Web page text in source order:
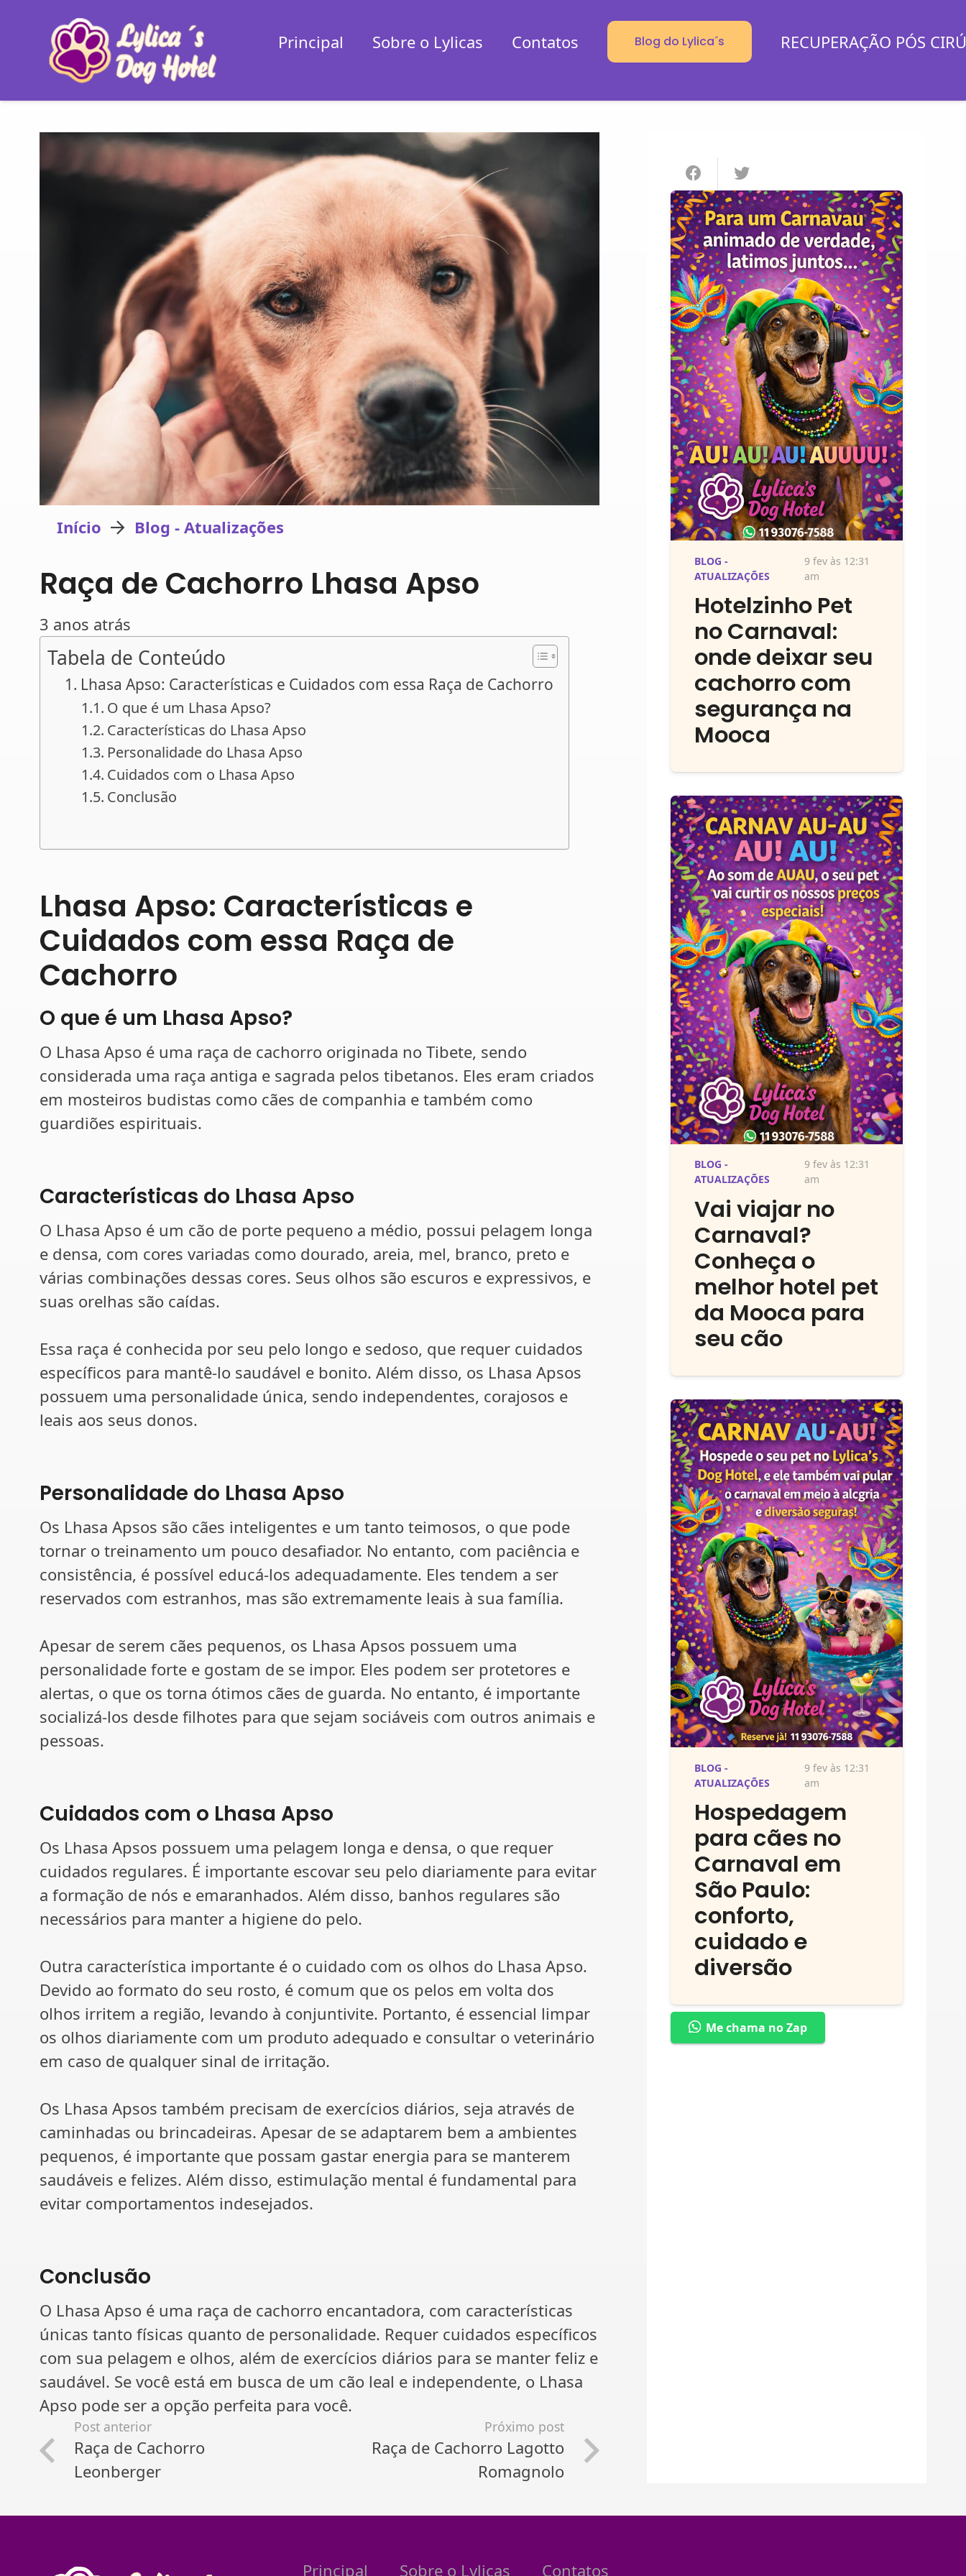
Principal Sobre o Lylicas Contatos Blog do Lylica´s RECUPERAÇÃO PÓS
Início Blog - Atualizações
Raça de Cachorro Lhasa Apso
3 anos atrás
Tabela de Conteúdo
Lhasa Apso: Características e Cuidados com essa Raça de Cachorro
O que é um Lhasa Apso?
Características do Lhasa Apso
Personalidade do Lhasa Apso
Cuidados com o Lhasa Apso
Conclusão
Lhasa Apso: Características e
Cuidados com essa Raça de
Cachorro
O que é um Lhasa Apso?
O Lhasa Apso é uma raça de cachorro originada no Tibete, sendo
considerada uma raça antiga e sagrada pelos tibetanos. Eles eram criados
em mosteiros budistas como cães de companhia e também como
guardiões espirituais.
Características do Lhasa Apso
O Lhasa Apso é um cão de porte pequeno a médio, possui pelagem longa
e densa, com cores variadas como dourado, areia, mel, branco, preto e
várias combinações dessas cores. Seus olhos são escuros e expressivos, e
suas orelhas são caídas.
Essa raça é conhecida por seu pelo longo e sedoso, que requer cuidados
específicos para mantê-lo saudável e bonito. Além disso, os Lhasa Apsos
possuem uma personalidade única, sendo independentes, corajosos e
leais aos seus donos.
Personalidade do Lhasa Apso
Os Lhasa Apsos são cães inteligentes e um tanto teimosos, o que pode
tornar o treinamento um pouco desafiador. No entanto, com paciência e
consistência, é possível educá-los adequadamente. Eles tendem a ser
reservados com estranhos, mas são extremamente leais à sua família.
Apesar de serem cães pequenos, os Lhasa Apsos possuem uma
personalidade forte e gostam de se impor. Eles podem ser protetores e
alertas, o que os torna ótimos cães de guarda. No entanto, é importante
socializá-los desde filhotes para que sejam sociáveis com outros animais e
pessoas.
Cuidados com o Lhasa Apso
Os Lhasa Apsos possuem uma pelagem longa e densa, o que requer
cuidados regulares. É importante escovar seu pelo diariamente para evitar
a formação de nós e emaranhados. Além disso, banhos regulares são
necessários para manter a higiene do pelo.
Outra característica importante é o cuidado com os olhos do Lhasa Apso.
Devido ao formato do seu rosto, é comum que os pelos em volta dos
olhos irritem a região, levando à conjuntivite. Portanto, é essencial limpar
os olhos diariamente com um produto adequado e consultar o veterinário
em caso de qualquer sinal de irritação.
Os Lhasa Apsos também precisam de exercícios diários, seja através de
caminhadas ou brincadeiras. Apesar de se adaptarem bem a ambientes
pequenos, é importante que possam gastar energia para se manterem
saudáveis e felizes. Além disso, estimulação mental é fundamental para
evitar comportamentos indesejados.
Conclusão
O Lhasa Apso é uma raça de cachorro encantadora, com características
únicas tanto físicas quanto de personalidade. Requer cuidados específicos
com sua pelagem e olhos, além de exercícios diários para se manter feliz e
saudável. Se você está em busca de um cão leal e independente, o Lhasa
Apso pode ser a opção perfeita para você.
Post anterior
Raça de Cachorro
Leonberger
Próximo post
Raça de Cachorro Lagotto
Romagnolo
BLOG -
ATUALIZAÇÕES
9 fev às 12:31
am
Hotelzinho Pet
no Carnaval:
onde deixar seu
cachorro com
segurança na
Mooca
BLOG -
ATUALIZAÇÕES
9 fev às 12:31
am
Vai viajar no
Carnaval?
Conheça o
melhor hotel pet
da Mooca para
seu cão
BLOG -
ATUALIZAÇÕES
9 fev às 12:31
am
Hospedagem
para cães no
Carnaval em
São Paulo:
conforto,
cuidado e
diversão
Me chama no Zap
Principal Sobre o Lylicas Contatos